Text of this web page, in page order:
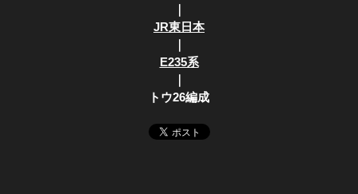
｜
JR東日本
｜
E235系
｜
トウ26編成